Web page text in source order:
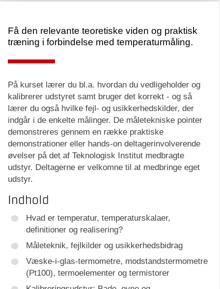
Få den relevante teoretiske viden og praktisk
træning i forbindelse med temperaturmåling.
På kurset lærer du bl.a. hvordan du vedligeholder og
kalibrerer udstyret samt bruger det korrekt - og så
lærer du også hvilke fejl- og usikkerhedskilder, der
indgår i de enkelte målinger. De måletekniske pointer
demonstreres gennem en række praktiske
demonstrationer eller hands-on deltagerinvolverende
øvelser på det af Teknologisk Institut medbragte
udstyr. Deltagerne er velkomne til at medbringe eget
udstyr.
Indhold
Hvad er temperatur, temperaturskalaer,
definitioner og realisering?
Måleteknik, fejlkilder og usikkerhedsbidrag
Væske-i-glas-termometre, modstandstermometre
(Pt100), termoelementer og termistorer